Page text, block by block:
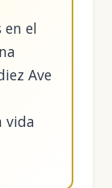
en el
Ave
vida